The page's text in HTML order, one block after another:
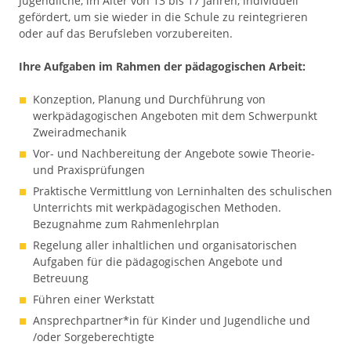
gefördert, um sie wieder in die Schule zu reintegrieren
oder auf das Berufsleben vorzubereiten.
Ihre Aufgaben im Rahmen der pädagogischen Arbeit:
Konzeption, Planung und Durchführung von
werkpädagogischen Angeboten mit dem Schwerpunkt
Zweiradmechanik
Vor- und Nachbereitung der Angebote sowie Theorie-
und Praxisprüfungen
Praktische Vermittlung von Lerninhalten des schulischen
Unterrichts mit werkpädagogischen Methoden.
Bezugnahme zum Rahmenlehrplan
Regelung aller inhaltlichen und organisatorischen
Aufgaben für die pädagogischen Angebote und
Betreuung
Führen einer Werkstatt
Ansprechpartner*in für Kinder und Jugendliche und
/oder Sorgeberechtigte